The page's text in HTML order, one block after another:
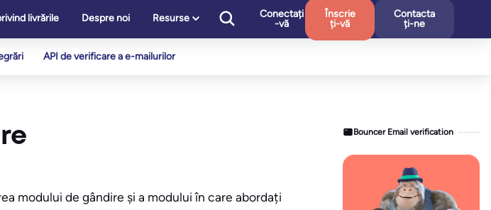
livrările Despre noi Resurse
Conectați
-vă
Înscrie
ți-vă
Contacta
ți-ne
API de verificare a e-mailurilor
modului de gândire și a modului în care abordați
Bouncer Email verification